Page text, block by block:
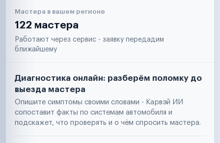
Мастера в вашем регионе
122 мастера
Работают через сервис - заявку передадим
ближайшему
Диагностика онлайн: разберём поломку до
выезда мастера
Опишите симптомы своими словами - Карвэй ИИ
сопоставит факты по системам автомобиля и
подскажет, что проверять и о чём спросить мастера.